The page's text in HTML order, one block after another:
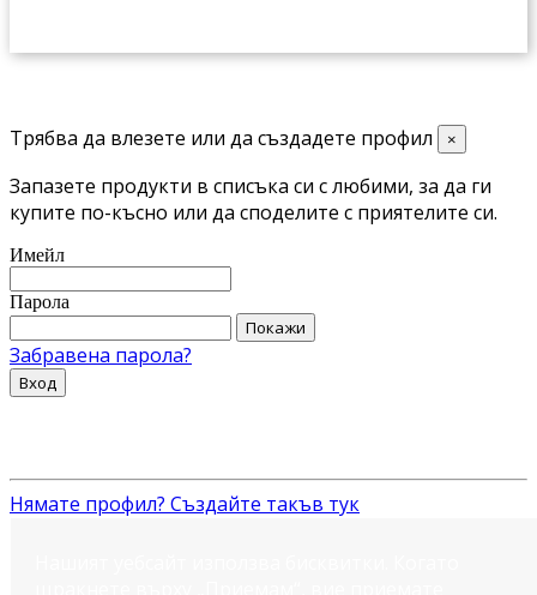
Трябва да влезете или да създадете профил ×
Запазете продукти в списъка си с любими, за да ги
купите по-късно или да споделите с приятелите си.
Имейл
Парола
Покажи
Забравена парола?
Вход
Нямате профил? Създайте такъв тук